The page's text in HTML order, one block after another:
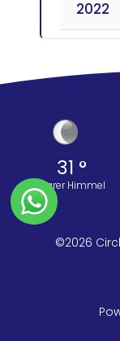
2022
31 °
Klarer Himmel
©2026